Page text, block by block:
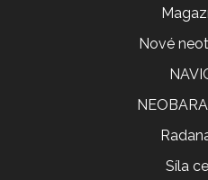
Nové
Síla